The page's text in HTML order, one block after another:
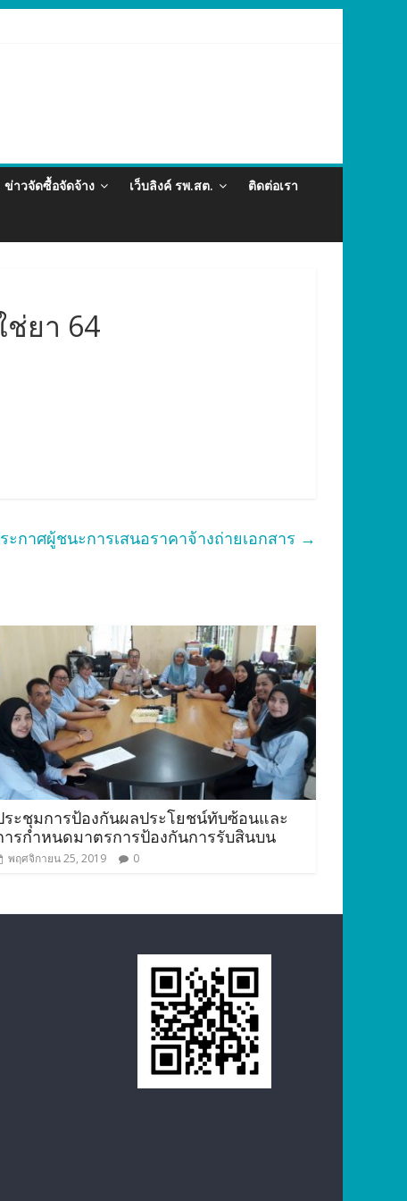
ข่าวจัดซื้อจัดจ้าง เว็บลิงค์ รพ.สต. ติดต่อเรา
ยา 64
ะกาศผู้ชนะการเสนอราคาจ้างถ่ายเอกสาร →
ระชุมการป้องกันผลประโยชน์ทับซ้อนและ
ารกำหนดมาตรการป้องกันการรับสินบน
พฤศจิกายน 25, 2019 0